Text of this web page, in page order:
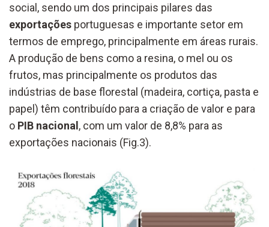
social, sendo um dos principais pilares das
exportações portuguesas e importante setor em
termos de emprego, principalmente em áreas rurais.
A produção de bens como a resina, o mel ou os
frutos, mas principalmente os produtos das
indústrias de base florestal (madeira, cortiça, pasta e
papel) têm contribuído para a criação de valor e para
o PIB nacional , com um valor de 8,8% para as
exportações nacionais (Fig.3).